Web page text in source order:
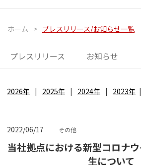
ホーム > プレスリリース/お知らせ一覧
プレスリリース お知らせ
2026年 2025年 2024年 2023年
2022/06/17 その他
当社拠点における新型コロナ
生について